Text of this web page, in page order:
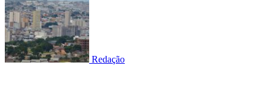
Redação